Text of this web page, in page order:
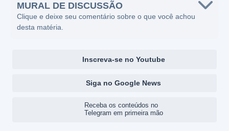
MURAL DE DISCUSSÃO
Clique e deixe seu comentário sobre o que você achou
desta matéria.
Inscreva-se no Youtube
Siga no Google News
Receba os conteúdos no
Telegram em primeira mão